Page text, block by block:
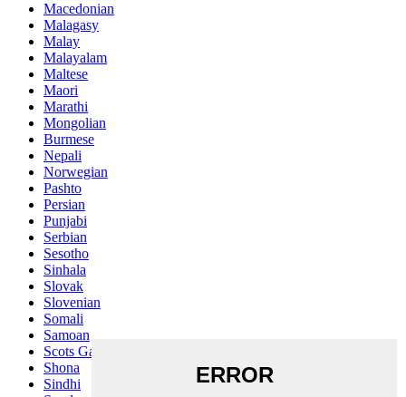
Macedonian
Malagasy
Malay
Malayalam
Maltese
Maori
Marathi
Mongolian
Burmese
Nepali
Norwegian
Pashto
Persian
Punjabi
Serbian
Sesotho
Sinhala
Slovak
Slovenian
Somali
Samoan
Scots Gaelic
Shona
Sindhi